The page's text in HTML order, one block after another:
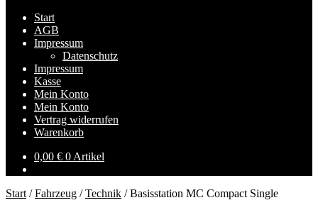
Start
AGB
Impressum
Datenschutz
Impressum
Kasse
Mein Konto
Mein Konto
Vertrag widerrufen
Warenkorb
0,00 € 0 Artikel
Start /Fahrzeug /Technik /Basisstation MC Compact Single